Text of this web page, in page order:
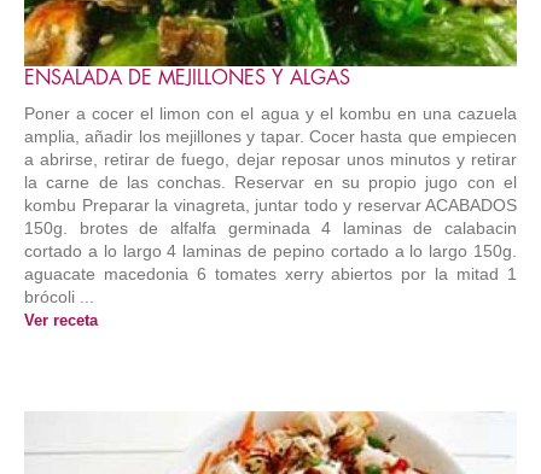
ENSALADA DE MEJILLONES Y ALGAS
Poner a cocer el limon con el agua y el kombu en una cazuela
amplia, añadir los mejillones y tapar. Cocer hasta que empiecen
a abrirse, retirar de fuego, dejar reposar unos minutos y retirar
la carne de las conchas. Reservar en su propio jugo con el
kombu Preparar la vinagreta, juntar todo y reservar ACABADOS
150g. brotes de alfalfa germinada 4 laminas de calabacin
cortado a lo largo 4 laminas de pepino cortado a lo largo 150g.
aguacate macedonia 6 tomates xerry abiertos por la mitad 1
brócoli ...
Ver receta